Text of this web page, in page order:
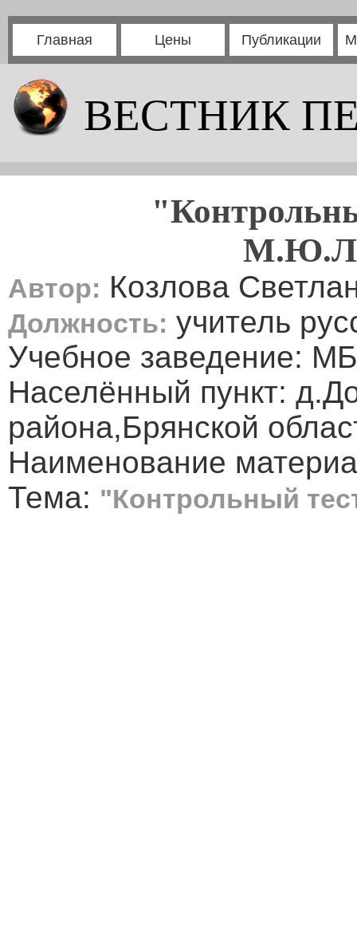
Главная Цены Публикации
ВЕСТНИК
Автор: Козлова
Должность: учитель
Учебное заведение:
Населённый пункт:
района,Брянской
Наименование
Тема: "Контрольный